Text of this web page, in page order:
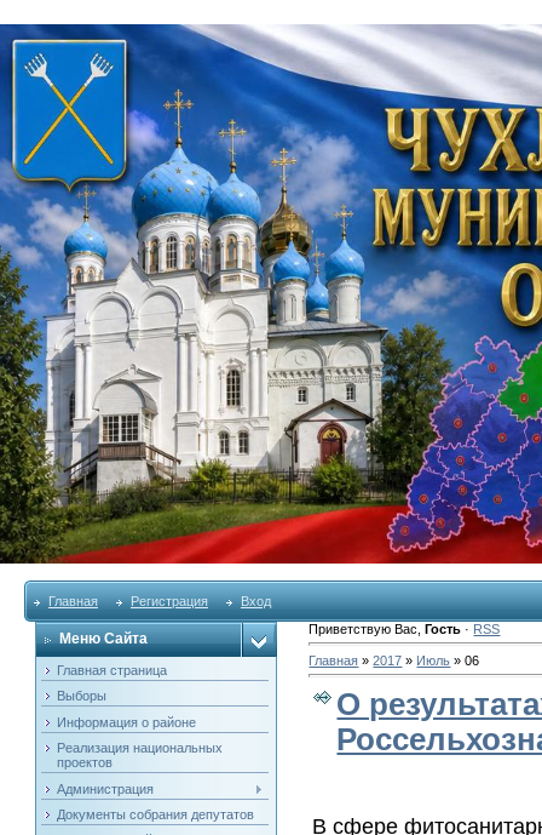
Главная Регистрация Вход
Меню Сайта
Главная страница
Выборы
Информация о районе
Реализация национальных
проектов
Администрация
Документы собрания депутатов
Приветствую Вас ,Гость · RSS
Главная »2017 » Июль » 06
О
В сфере